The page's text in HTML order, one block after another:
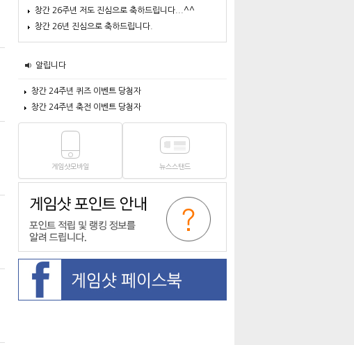
창간 26주년 저도 진심으로 축하드립니다...^^
창간 26년 진심으로 축하드립니다.
알립니다
창간 24주년 퀴즈 이벤트 당첨자
창간 24주년 축전 이벤트 당첨자
게임샷모바일 뉴스스탠드